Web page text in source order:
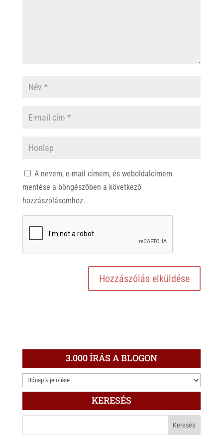
A nevem, e-mail címem, és weboldalcímem
mentése a böngészőben a következő
hozzászólásomhoz.
3.000 ÍRÁS A BLOGON
3.000
ÍRÁS
KERESÉS